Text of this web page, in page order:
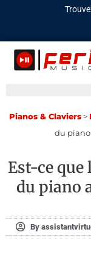
Pia­nos & Cla­viers>
du piano
Est-ce que
du piano
By